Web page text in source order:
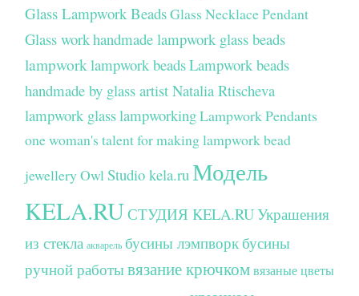
Glass Lampwork BeadsGlass Necklace Pendant
Glass workhandmade lampwork glass beads
lampwork lampwork beadsLampwork beads
handmade by glass artist Natalia Rtischeva
lampwork glasslampworkingLampwork Pendants
one woman's talent for making lampwork bead
jewelleryOwl Studio kela.ru Модель
KELA.RUСТУДИЯ KELA.RUУкрашения
из стекла акварель бусины лэмпворк бусины
ручной работывязание крючкомвязаные цветы